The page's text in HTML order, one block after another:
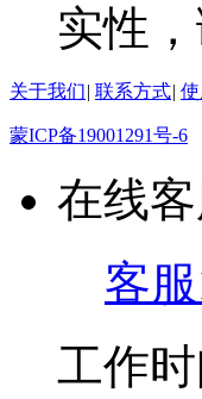
实性
关于我们| 联系方式|
蒙ICP备19001291号-6
在线
客服
工作